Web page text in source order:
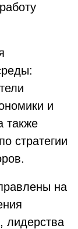
и
также
стратегии
на
лидерства